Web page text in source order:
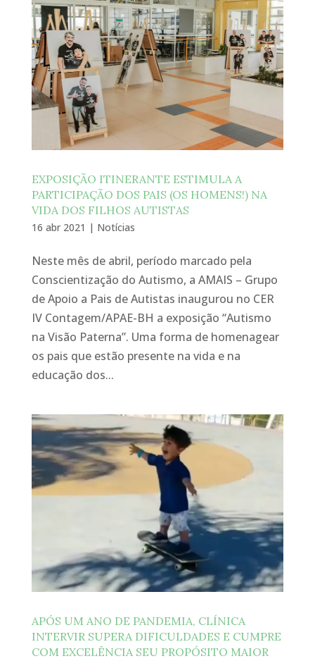
EXPOSIÇÃO ITINERANTE ESTIMULA A
PARTICIPAÇÃO DOS PAIS (OS HOMENS!) NA
VIDA DOS FILHOS AUTISTAS
16 abr 2021 | Notícias
Neste mês de abril, período marcado pela
Conscientização do Autismo, a AMAIS – Grupo
de Apoio a Pais de Autistas inaugurou no CER
IV Contagem/APAE-BH a exposição “Autismo
na Visão Paterna”. Uma forma de homenagear
os pais que estão presente na vida e na
educação dos...
APÓS UM ANO DE PANDEMIA, CLÍNICA
INTERVIR SUPERA DIFICULDADES E CUMPRE
COM EXCELÊNCIA SEU PROPÓSITO MAIOR